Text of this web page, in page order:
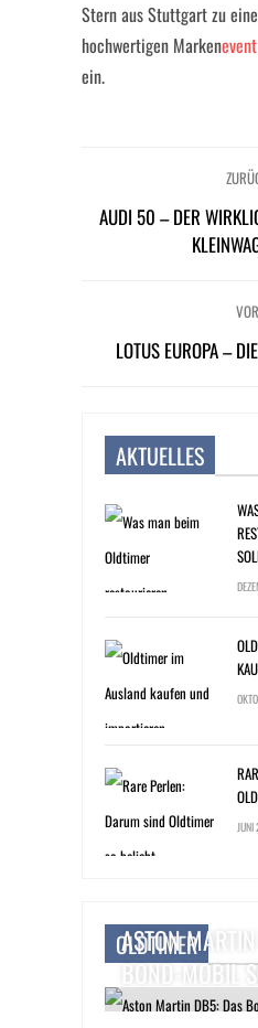
Stern aus Stuttgart zu
hochwertigen Markenevent
ein.
AUDI 50 – DER
VOR
LOTUS EUROPA –
AKTUELLES
OLDTIMER
ASTON MARTIN
BOND-MOBIL